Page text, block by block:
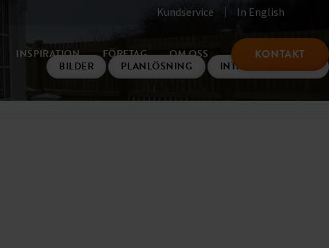
Kundservice In English
INSPIRATION FÖRETAG OM OSS KONTAKT
BILDER PLANLÖSNING INTRESSEANMÄLAN